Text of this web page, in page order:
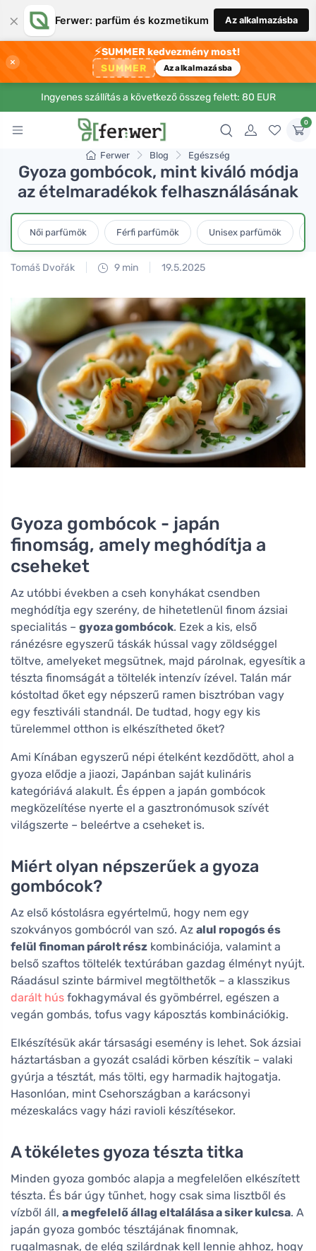
× Ferwer: parfüm és kozmetikum Az alkalmazásba
×
⚡SUMMER kedvezmény most!
SUMMER Az alkalmazásba
Ingyenes szállítás a következő összeg felett: 80 EUR
0
Ferwer Blog Egészség
Gyoza gombócok, mint kiváló módja
az ételmaradékok felhasználásának
Női parfümök Férfi parfümök Unisex parfümök
Tomáš Dvořák 9 min 19.5.2025
Gyoza gombócok - japán
finomság, amely meghódítja a
cseheket
Az utóbbi években a cseh konyhákat csendben
meghódítja egy szerény, de hihetetlenül finom ázsiai
specialitás – gyoza gombócok. Ezek a kis, első
ránézésre egyszerű táskák hússal vagy zöldséggel
töltve, amelyeket megsütnek, majd párolnak, egyesítik a
tészta finomságát a töltelék intenzív ízével. Talán már
kóstoltad őket egy népszerű ramen bisztróban vagy
egy fesztiváli standnál. De tudtad, hogy egy kis
türelemmel otthon is elkészítheted őket?
Ami Kínában egyszerű népi ételként kezdődött, ahol a
gyoza elődje a jiaozi, Japánban saját kulináris
kategóriává alakult. És éppen a japán gombócok
megközelítése nyerte el a gasztronómusok szívét
világszerte – beleértve a cseheket is.
Miért olyan népszerűek a gyoza
gombócok?
Az első kóstolásra egyértelmű, hogy nem egy
szokványos gombócról van szó. Az alul ropogós és
felül finoman párolt rész kombinációja, valamint a
belső szaftos töltelék textúrában gazdag élményt nyújt.
Ráadásul szinte bármivel megtölthetők – a klasszikus
darált hús fokhagymával és gyömbérrel, egészen a
vegán gombás, tofus vagy káposztás kombinációkig.
Elkészítésük akár társasági esemény is lehet. Sok ázsiai
háztartásban a gyozát családi körben készítik – valaki
gyúrja a tésztát, más tölti, egy harmadik hajtogatja.
Hasonlóan, mint Csehországban a karácsonyi
mézeskalács vagy házi ravioli készítésekor.
A tökéletes gyoza tészta titka
Minden gyoza gombóc alapja a megfelelően elkészített
tészta. És bár úgy tűnhet, hogy csak sima lisztből és
vízből áll, a megfelelő állag eltalálása a siker kulcsa. A
japán gyoza gombóc tésztájának finomnak,
rugalmasnak, de elég szilárdnak kell lennie ahhoz, hogy